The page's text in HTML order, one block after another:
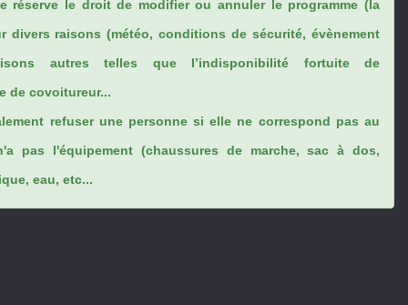
réserve le droit de modifier ou annuler le programme (la
divers raisons (météo, conditions de sécurité, évènement
autres telles que l’indisponibilité fortuite de
de covoitureur...
refuser une personne si elle ne correspond pas au
pas l'équipement (chaussures de marche, sac à dos,
eau, etc...